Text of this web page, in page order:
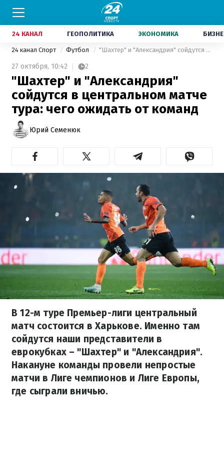
24 КАНАЛ ГЕОПОЛИТИКА ЭКОНОМИКА
24 канал Спорт Футбол "Шахтер" и "Александрия" сойдутся в центральном матче тура: чего ожидать от команд
27 октября, 10:42 2
"Шахтер" и "Александрия"
сойдутся в центральном матче
тура: чего ожидать от команд
Юрий Семенюк
В 12-м туре Премьер-лиги центральный
матч состоится в Харькове. Именно там
сойдутся наши представители в
еврокубках – "Шахтер" и "Александрия".
Накануне команды провели непростые
матчи в Лиге чемпионов и Лиге Европы,
где сыграли вничью.